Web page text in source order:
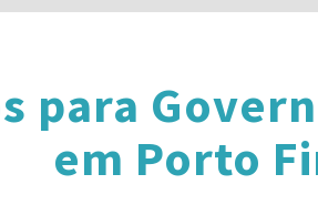
para
em Porto